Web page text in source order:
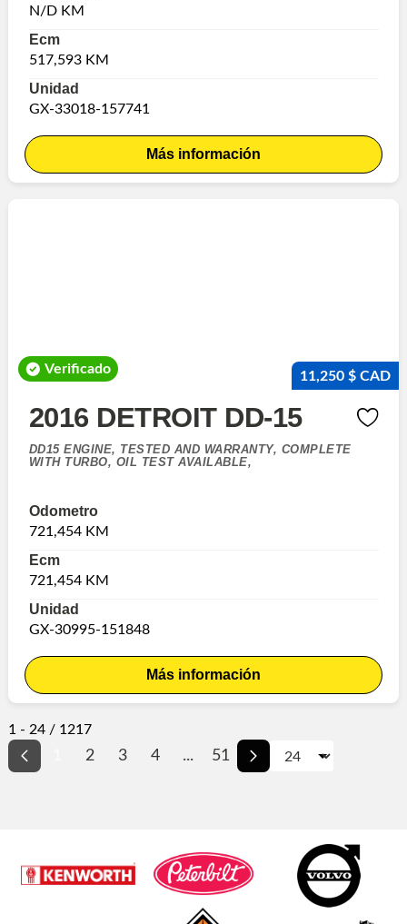
N/D KM
Ecm
517,593 KM
Unidad
GX-33018-157741
Más información
Verificado 11,250 $ CAD
2016 DETROIT DD-15
DD15 ENGINE, TESTED AND WARRANTY, COMPLETE
WITH TURBO, OIL TEST AVAILABLE,
Odometro
721,454 KM
Ecm
721,454 KM
Unidad
GX-30995-151848
Más información
1 - 24 / 1217
2 3 4 ... 51